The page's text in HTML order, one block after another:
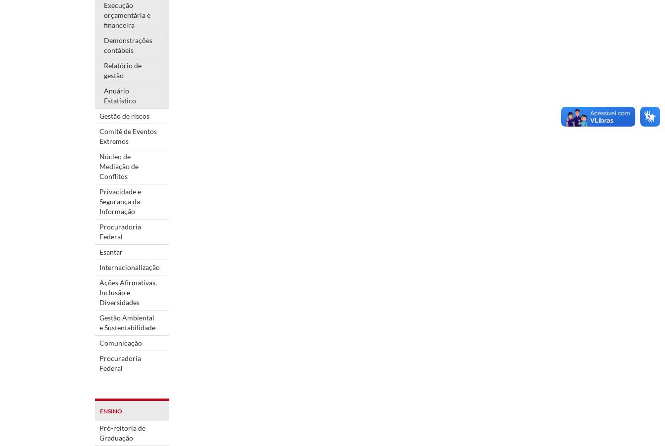
Execução
orçamentária e
financeira
Demonstrações
contábeis
Relatório de
gestão
Anuário
Estatístico
Gestão de riscos
Comitê de Eventos
Extremos
Núcleo de
Mediação de
Conflitos
Privacidade e
Segurança da
Informação
Procuradoria
Federal
Esantar
Internacionalização
Ações Afirmativas,
Inclusão e
Diversidades
Gestão Ambiental
e Sustentabilidade
Comunicação
Procuradoria
Federal
ENSINO
Pró-reitoria de
Graduação